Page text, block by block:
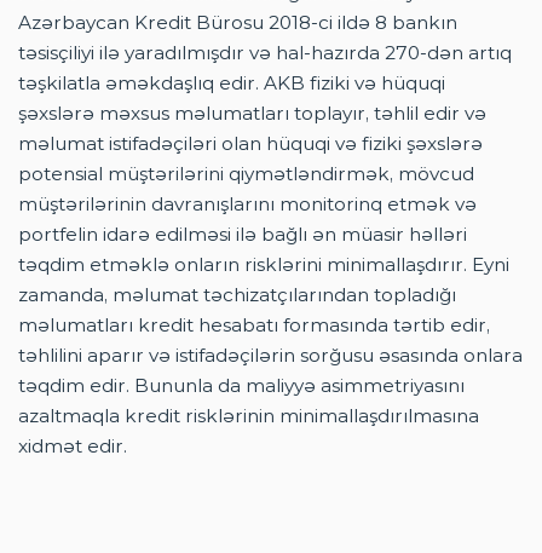
Azərbaycan Kredit Bürosu 2018-ci ildə 8 bankın
təsisçiliyi ilə yaradılmışdır və hal-hazırda 270-dən artıq
təşkilatla əməkdaşlıq edir. AKB fiziki və hüquqi
şəxslərə məxsus məlumatları toplayır, təhlil edir və
məlumat istifadəçiləri olan hüquqi və fiziki şəxslərə
potensial müştərilərini qiymətləndirmək, mövcud
müştərilərinin davranışlarını monitorinq etmək və
portfelin idarə edilməsi ilə bağlı ən müasir həlləri
təqdim etməklə onların risklərini minimallaşdırır. Eyni
zamanda, məlumat təchizatçılarından topladığı
məlumatları kredit hesabatı formasında tərtib edir,
təhlilini aparır və istifadəçilərin sorğusu əsasında onlara
təqdim edir. Bununla da maliyyə asimmetriyasını
azaltmaqla kredit risklərinin minimallaşdırılmasına
xidmət edir.